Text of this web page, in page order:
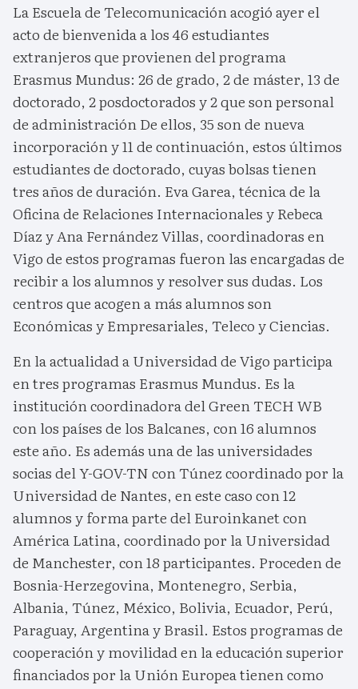
La Escuela de Telecomunicación acogió ayer el
acto de bienvenida a los 46 estudiantes
extranjeros que provienen del programa
Erasmus Mundus: 26 de grado, 2 de máster, 13 de
doctorado, 2 posdoctorados y 2 que son personal
de administración De ellos, 35 son de nueva
incorporación y 11 de continuación, estos últimos
estudiantes de doctorado, cuyas bolsas tienen
tres años de duración. Eva Garea, técnica de la
Oficina de Relaciones Internacionales y Rebeca
Díaz y Ana Fernández Villas, coordinadoras en
Vigo de estos programas fueron las encargadas de
recibir a los alumnos y resolver sus dudas. Los
centros que acogen a más alumnos son
Económicas y Empresariales, Teleco y Ciencias.
En la actualidad a Universidad de Vigo participa
en tres programas Erasmus Mundus. Es la
institución coordinadora del Green TECH WB
con los países de los Balcanes, con 16 alumnos
este año. Es además una de las universidades
socias del Y-GOV-TN con Túnez coordinado por la
Universidad de Nantes, en este caso con 12
alumnos y forma parte del Euroinkanet con
América Latina, coordinado por la Universidad
de Manchester, con 18 participantes. Proceden de
Bosnia-Herzegovina, Montenegro, Serbia,
Albania, Túnez, México, Bolivia, Ecuador, Perú,
Paraguay, Argentina y Brasil. Estos programas de
cooperación y movilidad en la educación superior
financiados por la Unión Europea tienen como